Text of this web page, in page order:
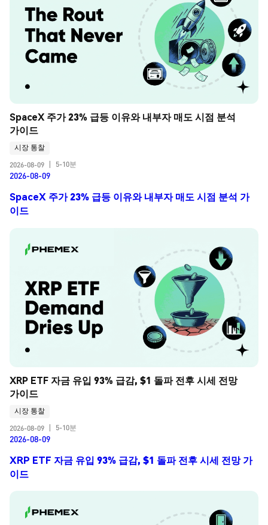
SpaceX 주가 23% 급등 이유와 내부자 매도 시점 분석
가이드
시장 통찰
2026-08-09
5-10분
2026-08-09
SpaceX 주가 23% 급등 이유와 내부자 매도 시점 분석 가
이드
XRP ETF 자금 유입 93% 급감, $1 돌파 전후 시세 전망
가이드
시장 통찰
2026-08-09
5-10분
2026-08-09
XRP ETF 자금 유입 93% 급감, $1 돌파 전후 시세 전망 가
이드